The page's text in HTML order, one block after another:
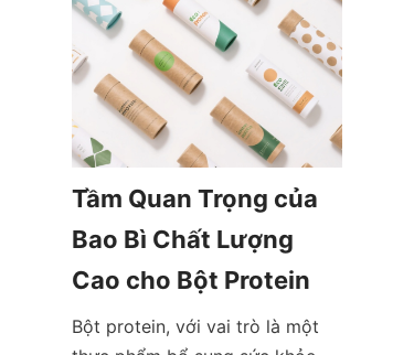
Tầm Quan Trọng của
Bao Bì Chất Lượng
Bột protein, với vai trò là một